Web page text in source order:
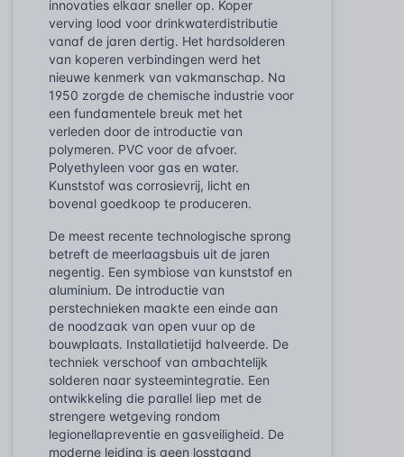
innovaties elkaar sneller op. Koper
verving lood voor drinkwaterdistributie
vanaf de jaren dertig. Het hardsolderen
van koperen verbindingen werd het
nieuwe kenmerk van vakmanschap. Na
1950 zorgde de chemische industrie voor
een fundamentele breuk met het
verleden door de introductie van
polymeren. PVC voor de afvoer.
Polyethyleen voor gas en water.
Kunststof was corrosievrij, licht en
bovenal goedkoop te produceren.
De meest recente technologische sprong
betreft de meerlaagsbuis uit de jaren
negentig. Een symbiose van kunststof en
aluminium. De introductie van
perstechnieken maakte een einde aan
de noodzaak van open vuur op de
bouwplaats. Installatietijd halveerde. De
techniek verschoof van ambachtelijk
solderen naar systeemintegratie. Een
ontwikkeling die parallel liep met de
strengere wetgeving rondom
legionellapreventie en gasveiligheid. De
moderne leiding is geen losstaand